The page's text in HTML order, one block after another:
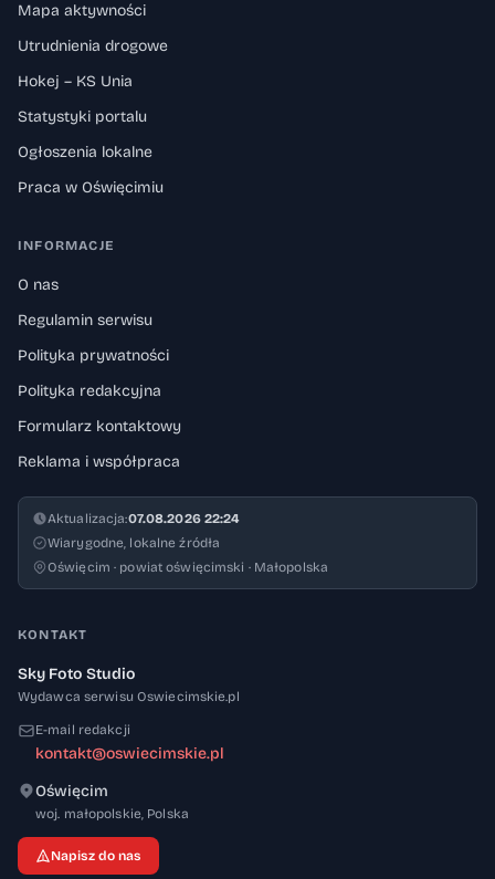
Mapa aktywności
Utrudnienia drogowe
Hokej – KS Unia
Statystyki portalu
Ogłoszenia lokalne
Praca w Oświęcimiu
INFORMACJE
O nas
Regulamin serwisu
Polityka prywatności
Polityka redakcyjna
Formularz kontaktowy
Reklama i współpraca
Aktualizacja:07.08.2026 22:24
Wiarygodne, lokalne źródła
Oświęcim · powiat oświęcimski · Małopolska
KONTAKT
Sky Foto Studio
Wydawca serwisu Oswiecimskie.pl
E-mail redakcji
kontakt@oswiecimskie.pl
Oświęcim
woj. małopolskie, 32-600
Polska
Napisz do nas